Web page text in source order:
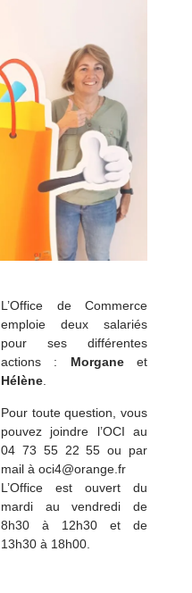
L’Office de Commerce
emploie deux salariés
pour ses différentes
actions : Morganeet
Hélène
Pour toute question, vous
pouvez joindre l’OCI au
04 73 55 22 55 ou par
mail à oci4@orange.fr
L’Office est ouvert du
mardi au vendredi de
8h30 à 12h30 et de
13h30 à 18h00.